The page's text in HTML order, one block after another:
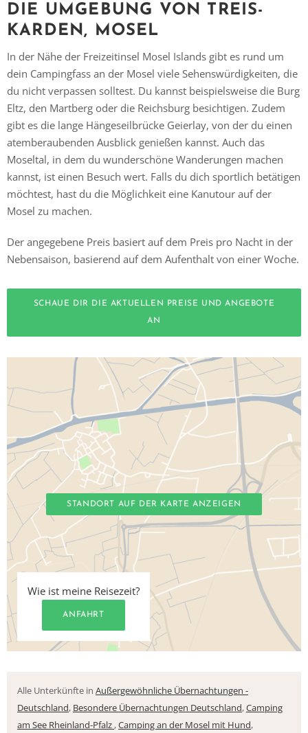
DIE UMGEBUNG VON TREIS-
KARDEN, MOSEL
In der Nähe der Freizeitinsel Mosel Islands gibt es rund um
dein Campingfass an der Mosel viele Sehenswürdigkeiten, die
du nicht verpassen solltest. Du kannst beispielsweise die Burg
Eltz, den Martberg oder die Reichsburg besichtigen. Zudem
gibt es die lange Hängeseilbrücke Geierlay, von der du einen
atemberaubenden Ausblick genießen kannst. Auch das
Moseltal, in dem du wunderschöne Wanderungen machen
kannst, ist einen Besuch wert. Falls du dich sportlich betätigen
möchtest, hast du die Möglichkeit eine Kanutour auf der
Mosel zu machen.
Der angegebene Preis basiert auf dem Preis pro Nacht in der
Nebensaison, basierend auf dem Aufenthalt von einer Woche.
SCHAUE DIR DIE AKTUELLEN PREISE UND ANGEBOTE
AN
STANDORT AUF DER KARTE ANZEIGEN
Wie ist meine Reisezeit?
ANFAHRT
Alle Unterkünfte in Außergewöhnliche Übernachtungen -
Deutschland, Besondere Übernachtungen Deutschland,Camping
am See Rheinland-Pfalz ,Camping an der Mosel mit Hund,